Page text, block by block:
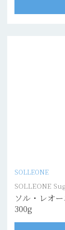
SOLLEONE
SOLLEONE
ソル・レオ
300g